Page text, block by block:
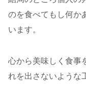
のを食べてもし何か
います。
心から美味しく食事
れを出さないような